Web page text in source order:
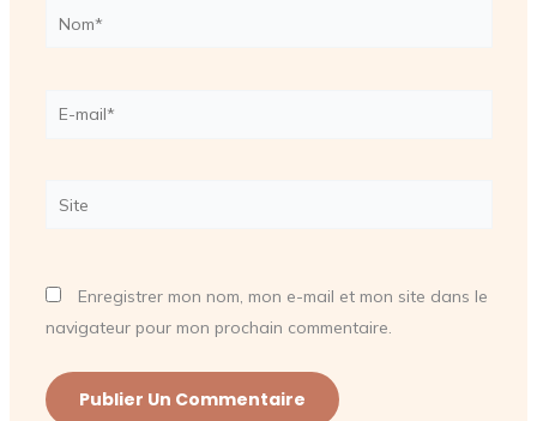
Nom*
E-
Site
Enregistrer mon nom, mon e-mail et mon site dans le
navigateur pour mon prochain commentaire.